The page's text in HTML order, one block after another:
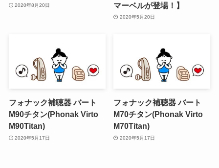
2020年8月20日
マーベルが登場！】
2020年5月20日
フォナック補聴器 バート
M90チタン(Phonak Virto
M90Titan)
2020年5月17日
フォナック補聴器 バート
M70チタン(Phonak Virto
M70Titan)
2020年5月17日